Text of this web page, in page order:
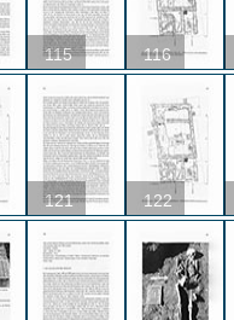
115 116
121 122